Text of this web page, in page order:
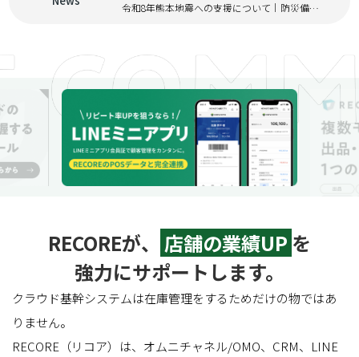
令和8年熊本地震への支援について｜防災備蓄プロジェクトのご案内
RECOREが、 店舗の業績UP を
強力にサポートします。
クラウド基幹システムは在庫管理をするためだけの物ではあ
りません。
RECORE（リコア）は、オムニチャネル/OMO、CRM、LINE